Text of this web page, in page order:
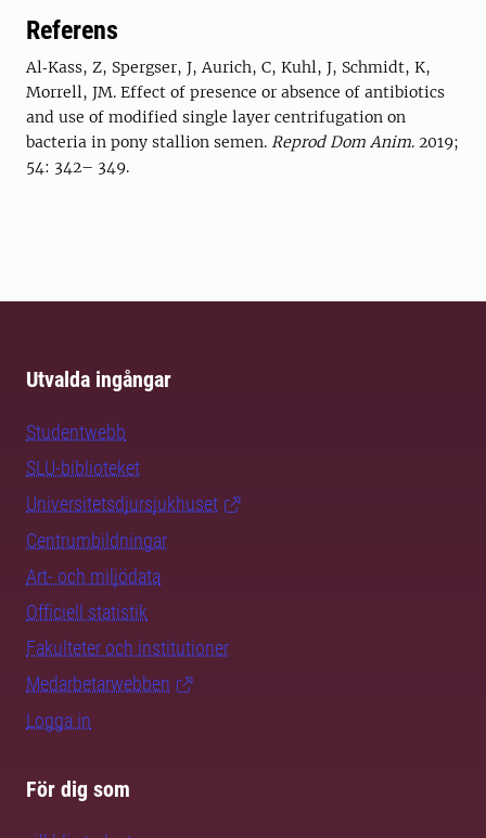
Referens
Al‐Kass, Z, Spergser, J, Aurich, C, Kuhl, J, Schmidt, K,
Morrell, JM. Effect of presence or absence of antibiotics
and use of modified single layer centrifugation on
bacteria in pony stallion semen. Reprod Dom Anim. 2019;
54: 342– 349.
Utvalda ingångar
Studentwebb
SLU-biblioteket
Universitetsdjursjukhuset
Centrumbildningar
Art- och miljödata
Officiell statistik
Fakulteter och institutioner
Medarbetarwebben
Logga in
För dig som